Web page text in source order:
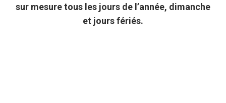
sur mesure tous les jours de l’année, dimanche
et jours fériés.